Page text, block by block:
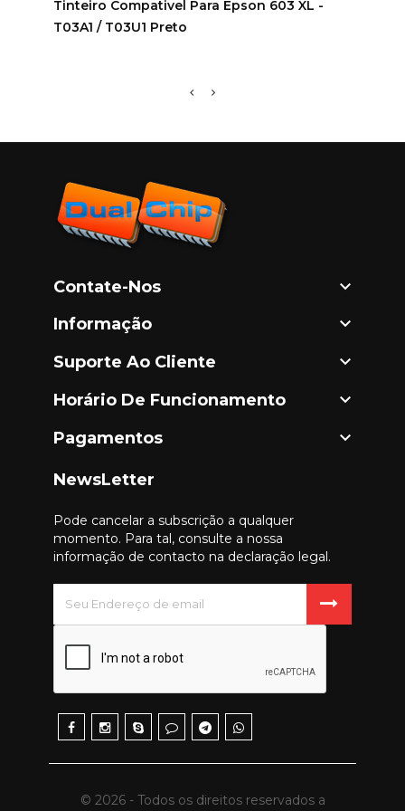
Tinteiro Compativel Para Epson 603 XL -
T03A1 / T03U1 Preto
Contate-Nos 
Informação 
Suporte Ao Cliente 
Horário De Funcionamento 
Pagamentos 
NewsLetter
Pode cancelar a subscrição a qualquer
momento. Para tal, consulte a nossa
informação de contacto na declaração legal.
© 2026 - Todos os direitos reservados a